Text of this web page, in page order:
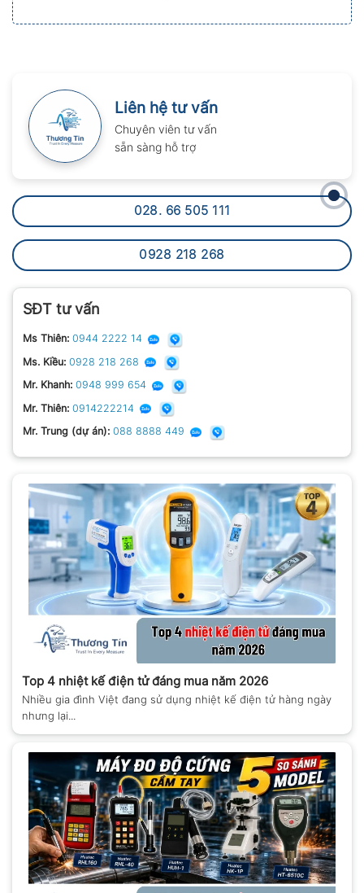
Liên hệ tư vấn
Chuyên viên tư vấn
sẵn sàng hỗ trợ
028. 66 505 111
0928 218 268
SĐT tư vấn
Ms Thiên: 0944 2222 14
Ms. Kiều: 0928 218 268
Mr. Khanh: 0948 999 654
Mr. Thiên: 0914222214
Mr. Trung (dự án): 088 8888 449
Top 4 nhiệt kế điện tử đáng mua năm 2026
Nhiều gia đình Việt đang sử dụng nhiệt kế điện tử hàng ngày
nhưng lại...